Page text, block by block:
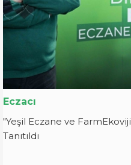
Eczacı
"Yeşil Eczane ve
Tanıtıldı